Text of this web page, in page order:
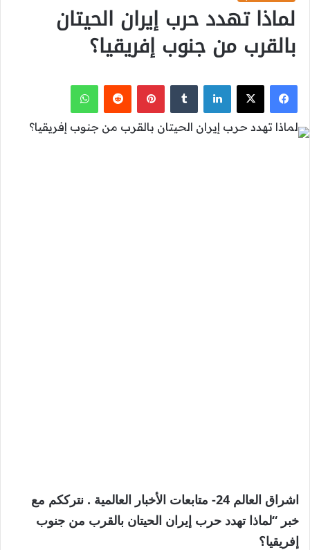
لماذا تهدد حرب إيران الحيتان
بالقرب من جنوب إفريقيا؟
فيسبوك
‫X لينكدإن بينتيريست واتساب
اشراق العالم 24- متابعات الأخبار العالمية . نترككم مع
خبر “لماذا تهدد حرب إيران الحيتان بالقرب من جنوب
إفريقيا؟